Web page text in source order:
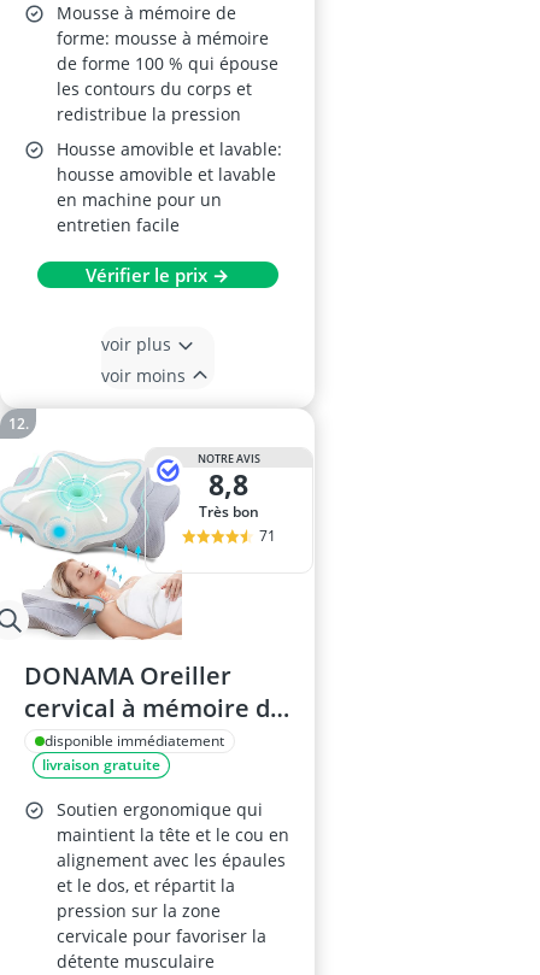
Mousse à mémoire de
forme: mousse à mémoire
de forme 100 % qui épouse
les contours du corps et
redistribue la pression
Housse amovible et lavable:
housse amovible et lavable
en machine pour un
entretien facile
Vérifier le prix →
voir plus
voir moins
NOTRE AVIS
8,8
Très bon
71
DONAMA Oreiller
cervical à mémoire de
forme pour dormeurs
sur le côté, le dos et le
ventre, avec taie
d'oreiller
disponible immédiatement
livraison gratuite
Soutien ergonomique qui
maintient la tête et le cou en
alignement avec les épaules
et le dos, et répartit la
pression sur la zone
cervicale pour favoriser la
détente musculaire